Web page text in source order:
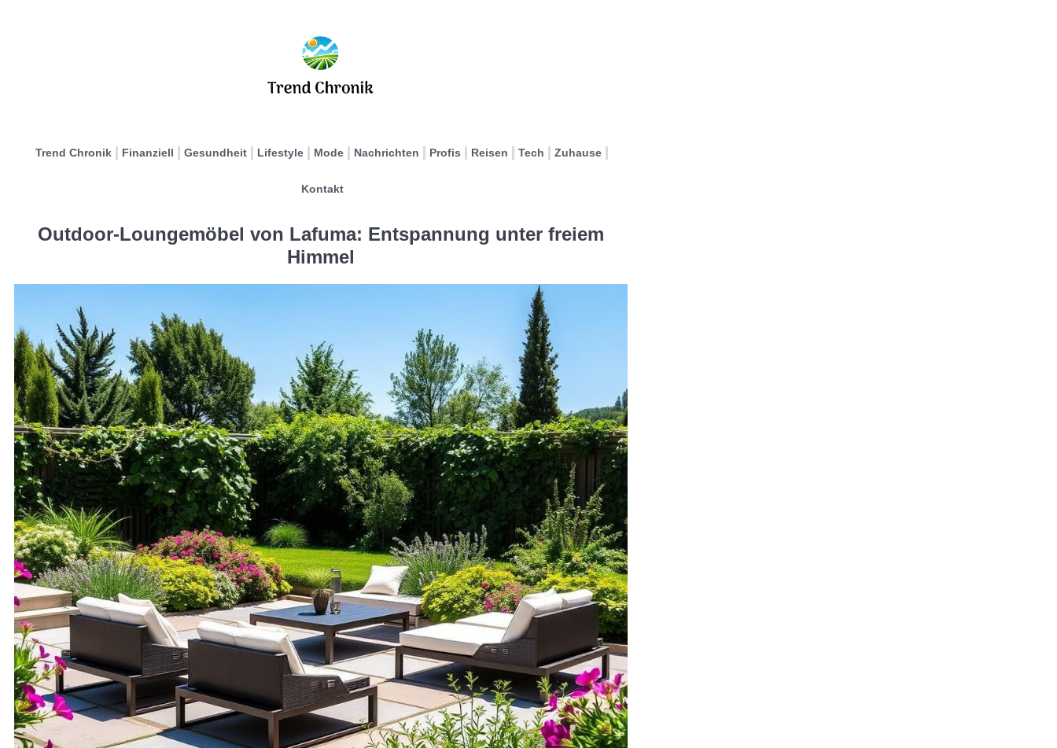
Trend Chronik Finanziell Gesundheit Lifestyle Mode Nachrichten Profis Reisen Tech Zuhause
Kontakt
Outdoor-Loungemöbel von Lafuma: Entspannung unter freiem
Himmel